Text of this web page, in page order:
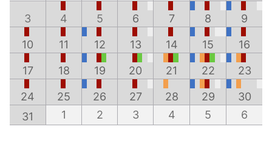
3 4 5 6 7 8 9
10 11 12 13 14 15 16
17 18 19 20 21 22 23
24 25 26 27 28 29
30
31
1 2 3 4 5 6